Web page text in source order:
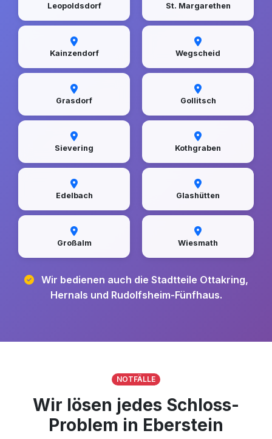
Leopoldsdorf St. Margarethen
Kainzendorf Wegscheid
Grasdorf Gollitsch
Sievering Kothgraben
Edelbach Glashütten
Großalm Wiesmath
Wir bedienen auch die Stadtteile Ottakring,
Hernals und Rudolfsheim-Fünfhaus.
NOTFÄLLE
Wir lösen jedes Schloss-
Problem in Eberstein